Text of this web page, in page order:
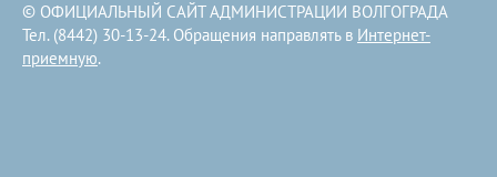
© ОФИЦИАЛЬНЫЙ САЙТ АДМИНИСТРАЦИИ ВОЛГОГРАДА
Тел. (8442) 30-13-24. Обращения направлять в Интернет-
приемную.